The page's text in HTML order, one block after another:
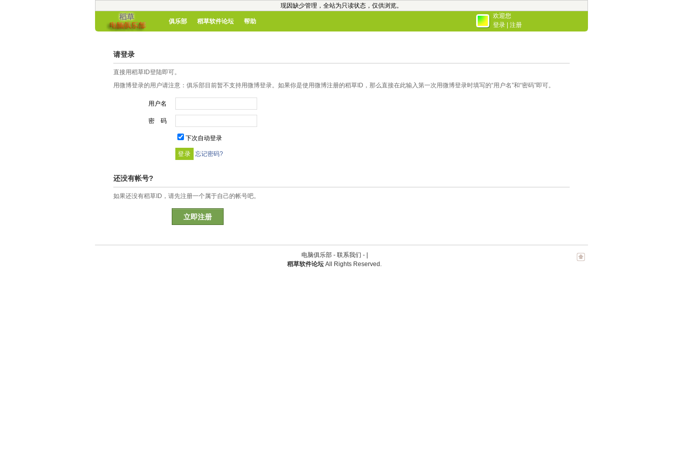
现因缺少管理，全站为只读状态，仅供浏览。
俱乐部 稻草软件论坛 帮助
欢迎您
登录
注册
请登录
直接用稻草ID登陆即可。
用微博登录的用户请注意：俱乐部目前暂不支持用微博登录。如果你是使用微博注册的稻草ID，那么直接在此输入第一次用微博登录时填写的“用户名”和“密码”即可。
用户名
密 码
下次自动登录
忘记密码?
还没有帐号?
如果还没有稻草ID，请先注册一个属于自己的帐号吧。
立即注册
电脑俱乐部 - 联系我们 -
稻草软件论坛 All Rights Reserved.